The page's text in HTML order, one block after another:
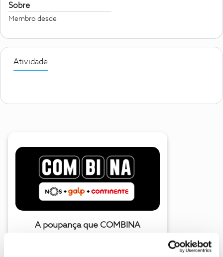
Sobre
Membro desde
Atividade
A poupança que COMBINA